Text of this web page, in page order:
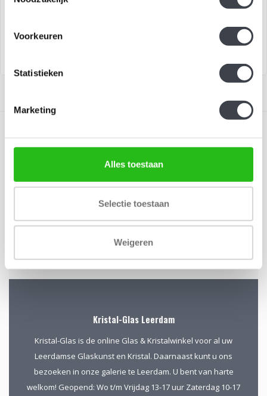
Voorkeuren
Statistieken
Marketing
Alles toestaan
Selectie toestaan
Weigeren
Kristal-Glas Leerdam
Kristal-Glas is de online Glas & Kristalwinkel voor al uw
Leerdamse Glaskunst en Kristal. Daarnaast kunt u ons
bezoeken in onze galerie te Leerdam. U bent van harte
welkom! Geopend: Wo t/m Vrijdag 13-17 uur Zaterdag 10-17